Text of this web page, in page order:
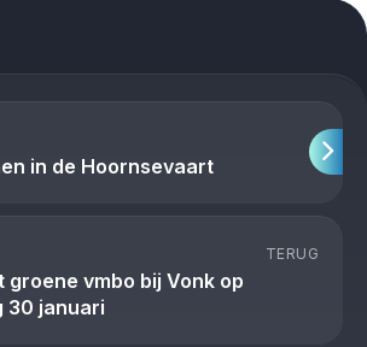
in de Hoornsevaart
TERUG
groene vmbo bij Vonk op
30 januari